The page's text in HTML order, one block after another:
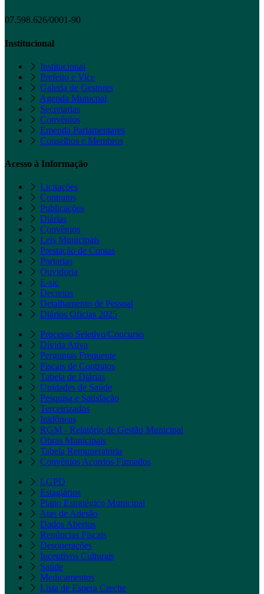
07.598.626/0001-90
Institucional
Institucional
Prefeito e Vice
Galeria de Gestores
Agenda Municpal
Secretarias
Convênios
Emenda Parlamentares
Conselhos e Membros
Acesso à Informação
Licitações
Contratos
Publicações
Diárias
Convênios
Leis Municipais
Prestação de Contas
Portarias
Ouvidoria
E-sic
Decretos
Detalhamento de Pessoal
Diários Oficias 2025
Processo Seletivo/Concurso
Dívida Ativa
Perguntas Frequente
Fiscais de Contratos
Tabela de Diárias
Unidades de Saúde
Pesquisa e Satisfação
Terceirizados
Inidôneas
RGM - Relatório de Gestão Municipal
Obras Municipais
Tabela Remuneratória
Convênios Acordos Firmados
LGPD
Estagiários
Plano Estratégico Municipal
Atas de Adesão
Dados Abertos
Renúncias Fiscais
Desonerações
Incentivos Culturais
Saúde
Medicamentos
Lista de Espera Creche